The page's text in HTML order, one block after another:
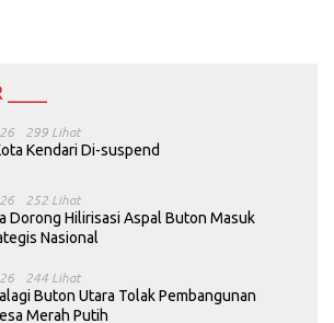
299 Lihat
Kendari Di-suspend
252 Lihat
Dorong Hilirisasi Aspal Buton Masuk
Nasional
244 Lihat
Buton Utara Tolak Pembangunan
Merah Putih